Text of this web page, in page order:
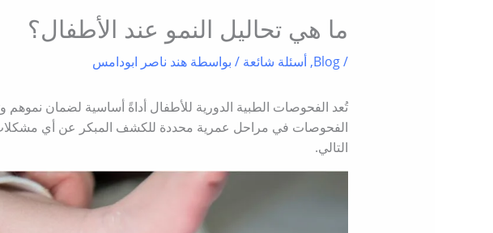
ما هي تحاليل النمو عند الأطفال؟
/
Blog
, أسئلة شائعة / بواسطة هند ناصر ابودامس
تُعد الفحوصات الطبية الدورية للأطفال أداةً أساسية لضمان
الفحوصات في مراحل عمرية محددة للكشف المبكر عن أي مشكلات
التالي.